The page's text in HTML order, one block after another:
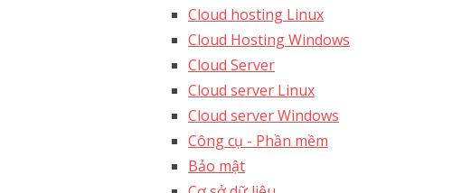
Cloud hosting Linux
Cloud Hosting Windows
Cloud Server
Cloud server Linux
Cloud server Windows
Công cụ - Phần mềm
Bảo mật